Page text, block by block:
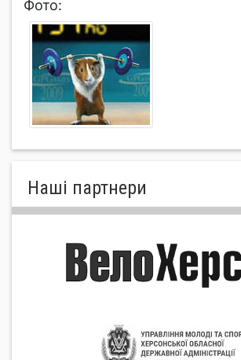
Фото:
Нашi партнери